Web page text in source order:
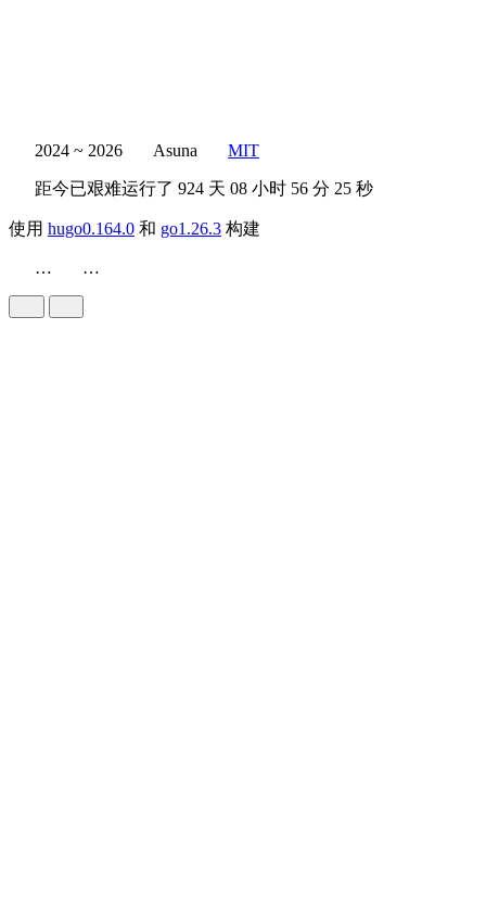
2024 ~ 2026 Asuna MIT
距今已艰难运行了 924 天 08 小时 56 分 25 秒
使用 hugo0.164.0 和 go1.26.3 构建
… …